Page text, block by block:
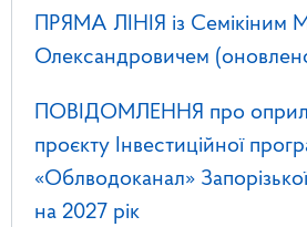
ПРЯМА ЛІНІЯ із Семікіним
Олександровичем
ПОВІДОМЛЕННЯ про
проєкту Інвестиційної
«Облводоканал»
на 2027 рік